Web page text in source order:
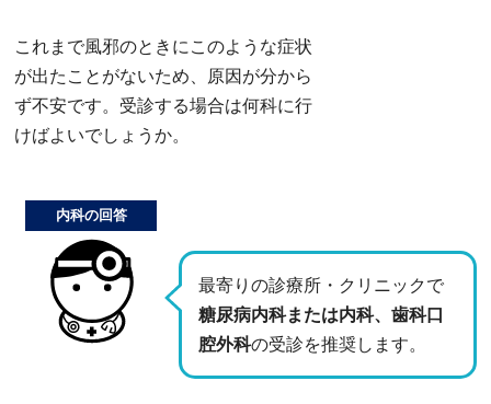
これまで風邪のときにこのような症状
が出たことがないため、原因が分から
ず不安です。受診する場合は何科に行
けばよいでしょうか。
最寄りの診療所・クリニックで
糖尿病内科または内科、歯科口
腔外科の受診を推奨します。
内科の回答